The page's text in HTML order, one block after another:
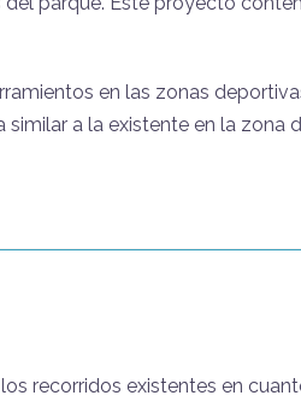
en las zonas
a la existente en la zona
recorridos existentes en